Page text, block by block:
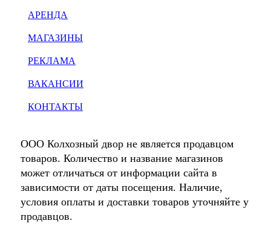
АРЕНДА
МАГАЗИНЫ
РЕКЛАМА
ВАКАНСИИ
КОНТАКТЫ
ООО Колхозный двор не является продавцом
товаров. Количество и название магазинов
может отличаться от информации сайта в
зависимости от даты посещения. Наличие,
условия оплаты и доставки товаров уточняйте у
продавцов.